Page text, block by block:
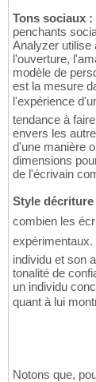
Tons sociaux :
penchants
Analyzer utilise
l'ouverture,
modèle de
est la mesure
l'expérience
tendance à
envers les
d'une manière
dimensions
de l'écrivain
Style décriture
combien les
expérimentaux.
individu et son
tonalité de
un individu
quant à lui
Notons que,